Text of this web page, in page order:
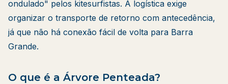
ondulado" pelos kitesurfistas. A logística exige
organizar o transporte de retorno com antecedência,
já que não há conexão fácil de volta para Barra
Grande.
O que é a Árvore Penteada?